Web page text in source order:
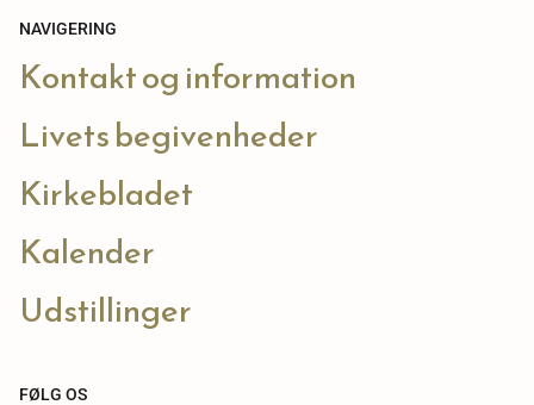
NAVIGERING
Kontakt og information
Livets begivenheder
Kirkebladet
Kalender
Udstillinger
FØLG OS